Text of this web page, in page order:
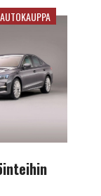
AUTOKAUPPA